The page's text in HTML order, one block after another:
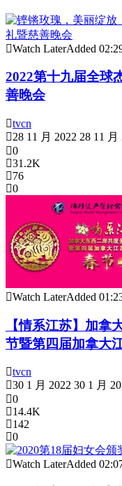
Watch LaterAdded
2022第十九届全球
善晚会
tvcn
28 11 月 2022 28 11 月
0
31.2K
76
0
Watch LaterAdded
【情系江苏】加拿
节暨第四届加拿大
tvcn
30 1 月 2022 30 1 月
0
14.4K
142
0
Watch LaterAdded